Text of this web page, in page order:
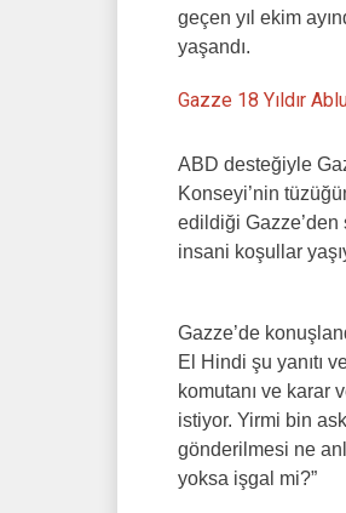
geçen yıl ekim
yaşandı.
Gazze 18 Yıldır
ABD desteğiyle
Konseyi’nin
edildiği Gazze’den
insani koşullar
Gazze’de
El Hindi şu yanıtı
komutanı ve karar
istiyor. Yirmi bin
gönderilmesi ne
yoksa işgal mi?”